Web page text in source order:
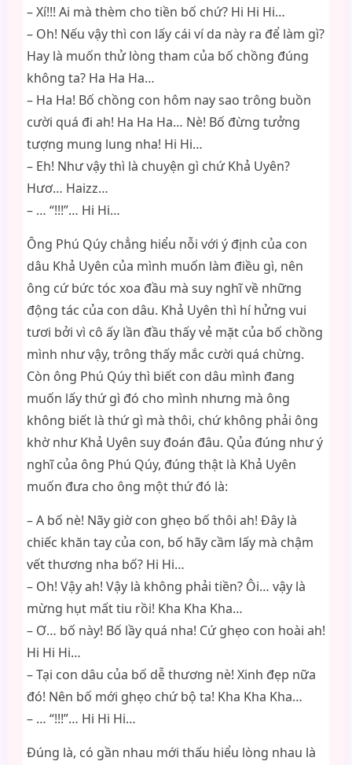
– Xí!!! Ai mà thèm cho tiền bố chứ? Hi Hi Hi…
– Oh! Nếu vậy thì con lấy cái ví da này ra để làm gì?
Hay là muốn thử lòng tham của bố chồng đúng
không ta? Ha Ha Ha…
– Ha Ha! Bố chồng con hôm nay sao trông buồn
cười quá đi ah! Ha Ha Ha… Nè! Bố đừng tưởng
tượng mung lung nha! Hi Hi…
– Eh! Như vậy thì là chuyện gì chứ Khả Uyên?
Hươ… Haizz…
– … “!!!”… Hi Hi…
Ông Phú Qúy chẳng hiểu nỗi với ý định của con
dâu Khả Uyên của mình muốn làm điều gì, nên
ông cứ bức tóc xoa đầu mà suy nghĩ về những
động tác của con dâu. Khả Uyên thì hí hửng vui
tươi bởi vì cô ấy lần đầu thấy vẻ mặt của bố chồng
mình như vậy, trông thấy mắc cười quá chừng.
Còn ông Phú Qúy thì biết con dâu mình đang
muốn lấy thứ gì đó cho mình nhưng mà ông
không biết là thứ gì mà thôi, chứ không phải ông
khờ như Khả Uyên suy đoán đâu. Qủa đúng như ý
nghĩ của ông Phú Qúy, đúng thật là Khả Uyên
muốn đưa cho ông một thứ đó là:
– A bố nè! Nãy giờ con ghẹo bố thôi ah! Đây là
chiếc khăn tay của con, bố hãy cầm lấy mà chậm
vết thương nha bố? Hi Hi…
– Oh! Vậy ah! Vậy là không phải tiền? Ôi… vậy là
mừng hụt mất tiu rồi! Kha Kha Kha…
– Ơ… bố này! Bố lầy quá nha! Cứ ghẹo con hoài ah!
Hi Hi Hi…
– Tại con dâu của bố dễ thương nè! Xinh đẹp nữa
đó! Nên bố mới ghẹo chứ bộ ta! Kha Kha Kha…
– … “!!!”… Hi Hi Hi…
Đúng là, có gần nhau mới thấu hiểu lòng nhau là